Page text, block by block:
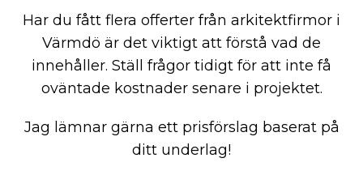
Har du fått flera offerter från arkitektfirmor i
Värmdö är det viktigt att förstå vad de
innehåller. Ställ frågor tidigt för att inte få
oväntade kostnader senare i projektet.
Jag lämnar gärna ett prisförslag baserat på
ditt underlag!